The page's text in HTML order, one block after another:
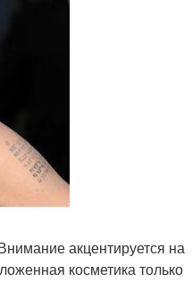
акцентируется на
косметика только